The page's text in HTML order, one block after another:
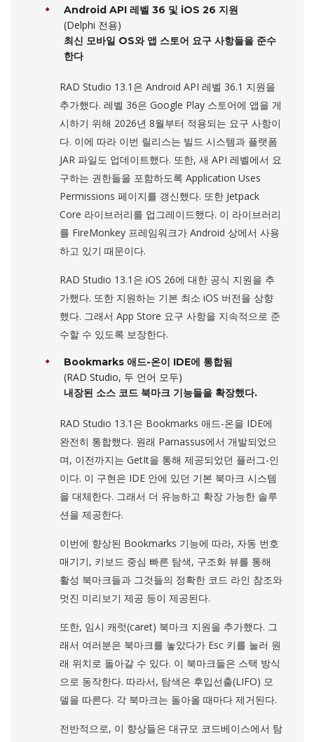
Android API 레벨 36 및 iOS 26 지원
(Delphi 전용)
최신 모바일 OS와 앱 스토어 요구 사항들을 준수
한다
RAD Studio 13.1은 Android API 레벨 36.1 지원을
추가했다. 레벨 36은 Google Play 스토어에 앱을 게
시하기 위해 2026년 8월부터 적용되는 요구 사항이
다. 이에 따라 이번 릴리스는 빌드 시스템과 플랫폼
JAR 파일도 업데이트했다. 또한, 새 API 레벨에서 요
구하는 권한들을 포함하도록 Application Uses
Permissions 페이지를 갱신했다. 또한 Jetpack
Core 라이브러리를 업그레이드했다. 이 라이브러리
를 FireMonkey 프레임워크가 Android 상에서 사용
하고 있기 때문이다.
RAD Studio 13.1은 iOS 26에 대한 공식 지원을 추
가했다. 또한 지원하는 기본 최소 iOS 버전을 상향
했다. 그래서 App Store 요구 사항을 지속적으로 준
수할 수 있도록 보장한다.
Bookmarks 애드-온이 IDE에 통합됨
(RAD Studio, 두 언어 모두)
내장된 소스 코드 북마크 기능들을 확장했다.
RAD Studio 13.1은 Bookmarks 애드-온을 IDE에
완전히 통합했다. 원래 Parnassus에서 개발되었으
며, 이전까지는 GetIt을 통해 제공되었던 플러그-인
이다. 이 구현은 IDE 안에 있던 기본 북마크 시스템
을 대체한다. 그래서 더 유능하고 확장 가능한 솔루
션을 제공한다.
이번에 향상된 Bookmarks 기능에 따라, 자동 번호
매기기, 키보드 중심 빠른 탐색, 구조화 뷰를 통해
활성 북마크들과 그것들의 정확한 코드 라인 참조와
멋진 미리보기 제공 등이 제공된다.
또한, 임시 캐럿(caret) 북마크 지원을 추가했다. 그
래서 여러분은 북마크를 놓았다가 Esc 키를 눌러 원
래 위치로 돌아갈 수 있다. 이 북마크들은 스택 방식
으로 동작한다. 따라서, 탐색은 후입선출(LIFO) 모
델을 따른다. 각 북마크는 돌아올 때마다 제거된다.
전반적으로, 이 향상들은 대규모 코드베이스에서 탐